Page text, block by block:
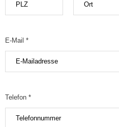
E-Mail *
Telefon *